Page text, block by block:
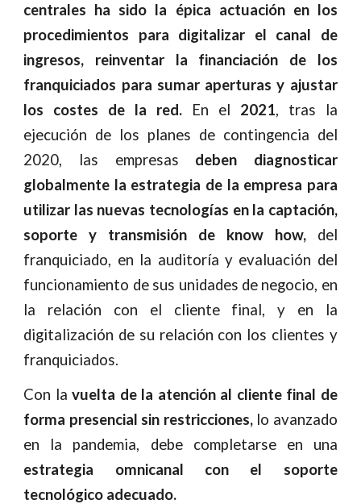
centrales ha sido la épica actuación en los
procedimientos para digitalizar el canal de
ingresos, reinventar la financiación de los
franquiciados para sumar aperturas y ajustar
los costes de la red. En el 2021, tras la
ejecución de los planes de contingencia del
2020, las empresas deben diagnosticar
globalmente la estrategia de la empresa para
utilizar las nuevas tecnologías en la captación,
soporte y transmisión de know how,del
franquiciado, en la auditoría y evaluación del
funcionamiento de sus unidades de negocio, en
la relación con el cliente final, y en la
digitalización de su relación con los clientes y
franquiciados.
Con lavuelta de la atención al cliente final de
forma presencial sin restricciones,lo avanzado
en la pandemia, debe completarse en una
estrategia omnicanal con el soporte
tecnológico adecuado.